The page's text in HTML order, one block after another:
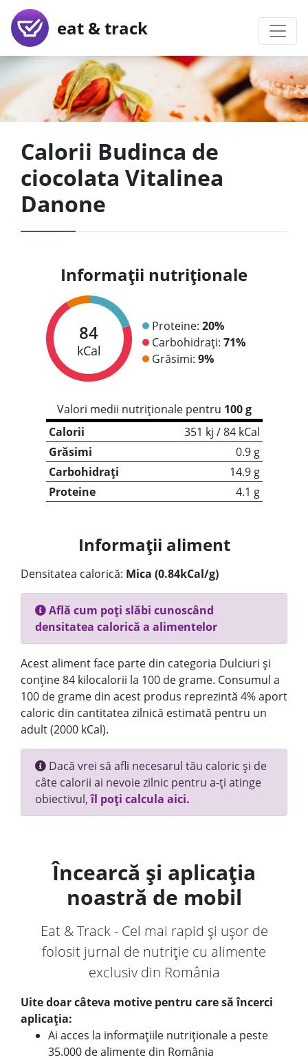
eat & track
Calorii Budinca de
ciocolata Vitalinea
Danone
Informații nutriționale
84
kCal
Proteine: 20%
Carbohidrați: 71%
Grăsimi: 9%
Valori medii nutriționale pentru 100 g
Calorii
351 kj / 84 kCal
Grăsimi
0.9 g
Carbohidrați
14.9 g
Proteine
4.1 g
Informații aliment
Densitatea calorică: Mica (0.84kCal/g)
Află cum poți slăbi cunoscând
densitatea calorică a alimentelor
Acest aliment face parte din categoria Dulciuri și
conține 84 kilocalorii la 100 de grame. Consumul a
100 de grame din acest produs reprezintă 4% aport
caloric din cantitatea zilnică estimată pentru un
adult (2000 kCal).
Dacă vrei să afli necesarul tău caloric și de
câte calorii ai nevoie zilnic pentru a-ți atinge
obiectivul,îl poți calcula aici.
Încearcă și aplicația
noastră de mobil
Eat & Track - Cel mai rapid și ușor de
folosit jurnal de nutriție cu alimente
exclusiv din România
Uite doar câteva motive pentru care să încerci
aplicația:
Ai acces la informațiile nutriționale a peste
35.000 de alimente din România